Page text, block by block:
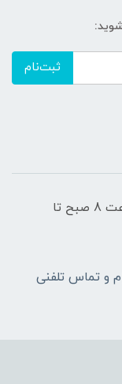
ثبت‌نام
در تمام روزهای کاری و غیر تعطیل ، از ساعت 8 صبح تا